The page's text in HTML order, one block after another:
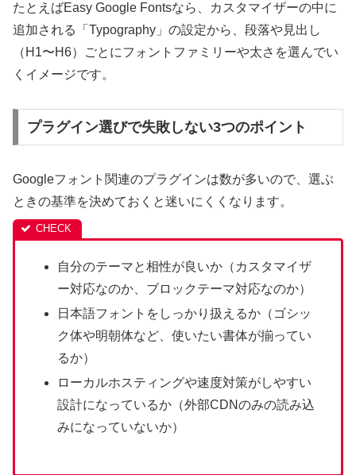
たとえばEasy Google Fontsなら、カスタマイザーの中に
追加される「Typography」の設定から、段落や見出し
（H1〜H6）ごとにフォントファミリーや太さを選んでい
くイメージです。
プラグイン選びで失敗しない3つのポイント
Googleフォント関連のプラグインは数が多いので、選ぶ
ときの基準を決めておくと迷いにくくなります。
自分のテーマと相性が良いか（カスタマイザ
ー対応なのか、ブロックテーマ対応なのか）
日本語フォントをしっかり扱えるか（ゴシッ
ク体や明朝体など、使いたい書体が揃ってい
るか）
ローカルホスティングや速度対策がしやすい
設計になっているか（外部CDNのみの読み込
みになっていないか）